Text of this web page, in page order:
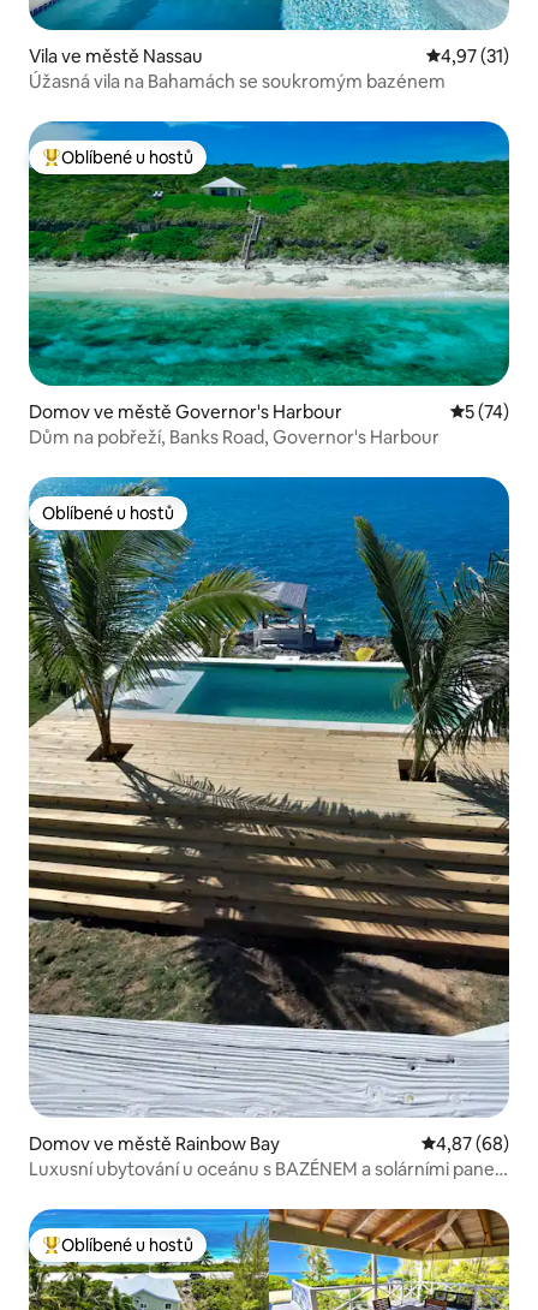
Vila ve městě Nassau Průměrné
4,97 (31)
Úžasná vila na Bahamách se soukromým bazénem
Nejlepší v kategorii Oblíbené u hostů
Oblíbené u hostů
Domov ve městě Governor's Harbour Průměrné
5 (74)
Dům na pobřeží, Banks Road, Governor's Harbour
Oblíbené u hostů
Oblíbené u hostů
Domov ve městě Rainbow Bay Průměrné
4,87 (68)
Luxusní ubytování u oceánu s BAZÉNEM a solárními panely
Nejlepší v kategorii Oblíbené u hostů
Oblíbené u hostů